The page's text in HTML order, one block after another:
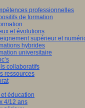
professionnelles
de formation
et évolutions
supérieur et
hybrides
universitaire
collaboratifs
ressources
éducation
4/12 ans